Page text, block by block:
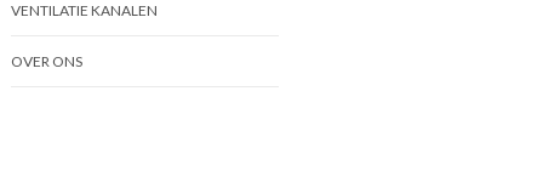
VENTILATIE KANALEN
OVER ONS